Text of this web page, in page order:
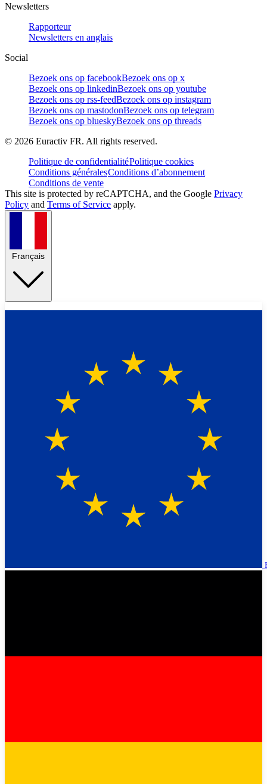
Newsletters
Rapporteur
Newsletters en anglais
Social
Bezoek ons op facebookBezoek ons op x
Bezoek ons op linkedinBezoek ons op youtube
Bezoek ons op rss-feedBezoek ons op instagram
Bezoek ons op mastodonBezoek ons op telegram
Bezoek ons op blueskyBezoek ons op threads
© 2026 Euractiv FR. All rights reserved.
Politique de confidentialitéPolitique cookies
Conditions généralesConditions d’abonnement
Conditions de vente
This site is protected by reCAPTCHA, and the Google Privacy
Policy and Terms of Service apply.
Français